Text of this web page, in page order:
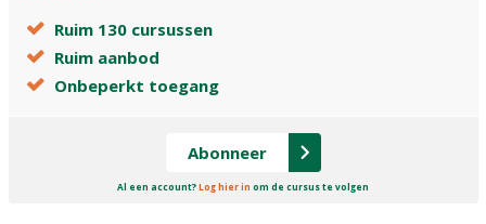
Ruim 130 cursussen
Ruim aanbod
Onbeperkt toegang
Abonneer
Al een account?Log hier in om de cursus te volgen